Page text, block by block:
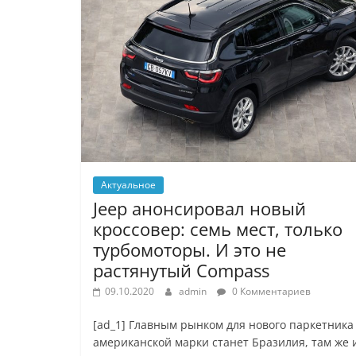
Актуальное
Jeep анонсировал новый
кроссовер: семь мест, только
турбомоторы. И это не
растянутый Compass
09.10.2020 admin 0 Комментариев
[ad_1] Главным рынком для нового паркетника
американской марки станет Бразилия, там же